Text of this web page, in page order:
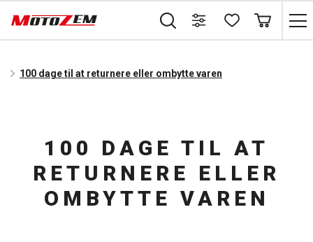
100 dage til at returnere eller ombytte varen
100 DAGE TIL AT
RETURNERE ELLER
OMBYTTE VAREN